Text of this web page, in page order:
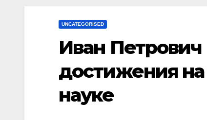
UNCATEGORISED
Иван
достижения на
науке